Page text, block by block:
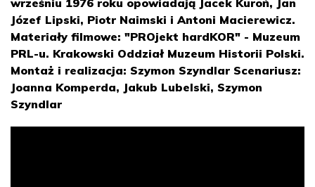
Józef Lipski, Piotr Naimski i Antoni Macierewicz.
Materiały filmowe: "PROjekt hardKOR" - Muzeum
PRL-u. Krakowski Oddział Muzeum Historii Polski.
Montaż i realizacja: Szymon Szyndlar Scenariusz:
Joanna Komperda, Jakub Lubelski, Szymon
Szyndlar